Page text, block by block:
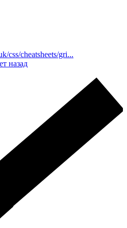
css/cheatsheets/gri...
назад